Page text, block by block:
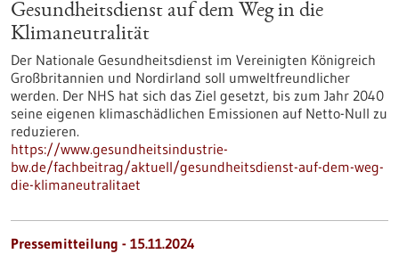
Gesundheitsdienst auf dem Weg in die
Klimaneutralität
Der Nationale Gesundheitsdienst im Vereinigten Königreich
Großbritannien und Nordirland soll umweltfreundlicher
werden. Der NHS hat sich das Ziel gesetzt, bis zum Jahr 2040
seine eigenen klimaschädlichen Emissionen auf Netto-Null zu
reduzieren.
https://www.gesundheitsindustrie-
bw.de/fachbeitrag/aktuell/gesundheitsdienst-auf-dem-weg-
die-klimaneutralitaet
Pressemitteilung - 15.11.2024